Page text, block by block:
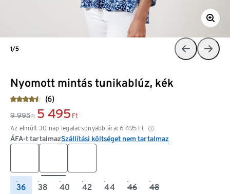
Nyomott mintás tunikablúz, kék
(6)
9 995 Ft 5 495 Ft
Az elmúlt 30 nap legalacsonyabb ára: 6 495 Ft
ÁFA-t tartalmazSzállítási költséget nem tartalmaz
36 38 40 42 44 46 48
1/5